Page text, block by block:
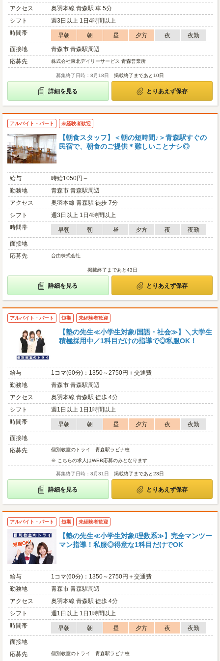
アクセス
奥羽本線 青森駅 車 5分
シフト
週3日以上 1日4時間以上
時間帯
早朝 朝 昼 夕方 夜
夜勤
面接地
青森市 青森駅周辺
応募先
株式会社東北デイリーサービス 青森営業所
募集終了日時：8月18日 掲載終了まであと10日
詳細を見る とりあえず保存
アルバイト・パート 未経験者歓迎
【朝食スタッフ】＜朝の短時間♪＞青森駅すぐの
民宿で、朝食のご提供＊難しいことナシ◎
給与
時給1050円～
勤務地
青森市 青森駅周辺
アクセス
奥羽本線 青森駅 徒歩 7分
シフト
週3日以上 1日4時間以上
時間帯
早朝 朝 昼 夕方 夜
夜勤
面接地
応募先
台由株式会社
掲載終了まであと43日
詳細を見る とりあえず保存
アルバイト・パート 短期 未経験者歓迎
【塾の先生≪小学生対象/国語・社会≫】＼大学生
積極採用中／1科目だけの指導で◎私服OK！
給与
1コマ(60分)：1350～2750円＋交通費
勤務地
青森市 青森駅周辺
アクセス
奥羽本線 青森駅 徒歩 4分
シフト
週1日以上 1日1時間以上
時間帯
早朝 朝 昼 夕方 夜
夜勤
面接地
応募先
個別教室のトライ 青森駅ラビナ校
※ こちらの求人はWEB応募のみとなります
募集終了日時：8月31日 掲載終了まであと23日
詳細を見る とりあえず保存
アルバイト・パート 短期 未経験者歓迎
【塾の先生≪小学生対象/理数系≫】完全マンツー
マン指導！私服◎得意な1科目だけでOK
給与
1コマ(60分)：1350～2750円＋交通費
勤務地
青森市 青森駅周辺
アクセス
奥羽本線 青森駅 徒歩 4分
シフト
週1日以上 1日1時間以上
時間帯
早朝 朝 昼 夕方 夜
夜勤
面接地
応募先
個別教室のトライ 青森駅ラビナ校